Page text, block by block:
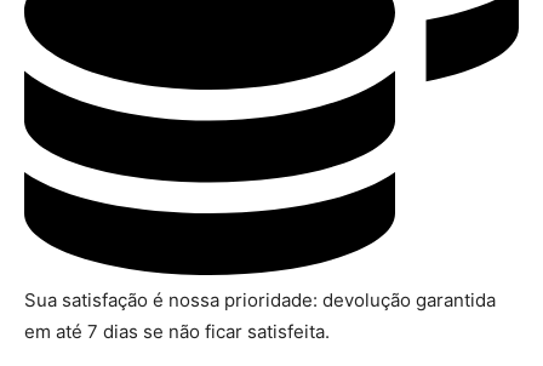
Sua satisfação é nossa prioridade: devolução garantida
em até 7 dias se não ficar satisfeita.